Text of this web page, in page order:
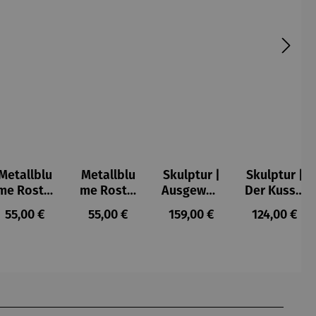
Rost –
Mica
Regulärer Preis:
55,00 €
Metallblu
me Rost –
Tilo
Regulärer Preis:
55,00 €
Skulptur |
Ausgewog
enheit –
Gerard
Regulärer Preis:
159,00 €
Skulptur |
Der Kuss –
Gerard
Regulärer
124,00 €